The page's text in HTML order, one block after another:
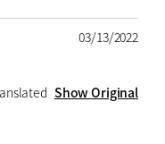
03/13/2022
Show Original